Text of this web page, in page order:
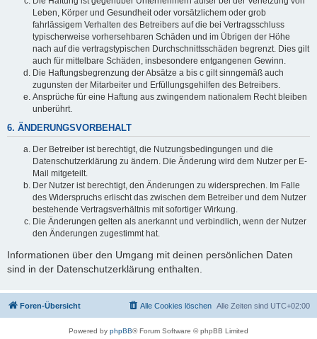
Leben, Körper und Gesundheit oder vorsätzlichem oder grob
fahrlässigem Verhalten des Betreibers auf die bei Vertragsschluss
typischerweise vorhersehbaren Schäden und im Übrigen der Höhe
nach auf die vertragstypischen Durchschnittsschäden begrenzt. Dies gilt
auch für mittelbare Schäden, insbesondere entgangenen Gewinn.
Die Haftungsbegrenzung der Absätze a bis c gilt sinngemäß auch
zugunsten der Mitarbeiter und Erfüllungsgehilfen des Betreibers.
Ansprüche für eine Haftung aus zwingendem nationalem Recht bleiben
unberührt.
6. ÄNDERUNGSVORBEHALT
Der Betreiber ist berechtigt, die Nutzungsbedingungen und die
Datenschutzerklärung zu ändern. Die Änderung wird dem Nutzer per E-
Mail mitgeteilt.
Der Nutzer ist berechtigt, den Änderungen zu widersprechen. Im Falle
des Widerspruchs erlischt das zwischen dem Betreiber und dem Nutzer
bestehende Vertragsverhältnis mit sofortiger Wirkung.
Die Änderungen gelten als anerkannt und verbindlich, wenn der Nutzer
den Änderungen zugestimmt hat.
Informationen über den Umgang mit deinen persönlichen Daten
sind in der Datenschutzerklärung enthalten.
Foren-Übersicht Alle Zeiten sind UTC+02:00
Alle Cookies löschen
Powered by phpBB® Forum Software © phpBB Limited